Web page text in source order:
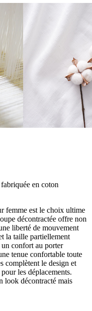
en coton
femme est le choix ultime
décontractée offre non
liberté de mouvement
la taille partiellement
confort au porter
tenue confortable toute
complètent le design et
les déplacements.
look décontracté mais